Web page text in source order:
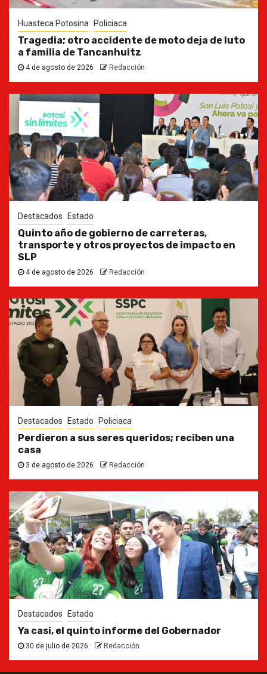
Huasteca Potosina Policiaca
Tragedia; otro accidente de moto deja de luto
a familia de Tancanhuitz
4 de agosto de 2026 Redacción
Destacados Estado
Quinto año de gobierno de carreteras,
transporte y otros proyectos de impacto en
SLP
4 de agosto de 2026 Redacción
Destacados Estado Policiaca
Perdieron a sus seres queridos; reciben una
casa
3 de agosto de 2026 Redacción
Destacados Estado
Ya casi, el quinto informe del Gobernador
30 de julio de 2026 Redacción